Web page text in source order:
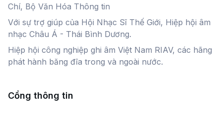
Chí, Bộ Văn Hóa Thông tin
Với sự trợ giúp của Hội Nhạc Sĩ Thế Giới, Hiệp hội âm
nhạc Châu Á - Thái Bình Dương.
Hiệp hội công nghiệp ghi âm Việt Nam RIAV, các hãng
phát hành băng đĩa trong và ngoài nước.
Cổng thông tin